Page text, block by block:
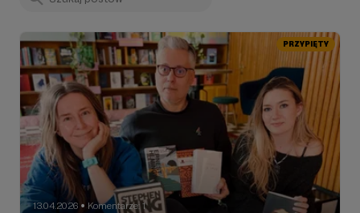
PRZYPIĘTY
13.04.2026 ● Komentarze: 1